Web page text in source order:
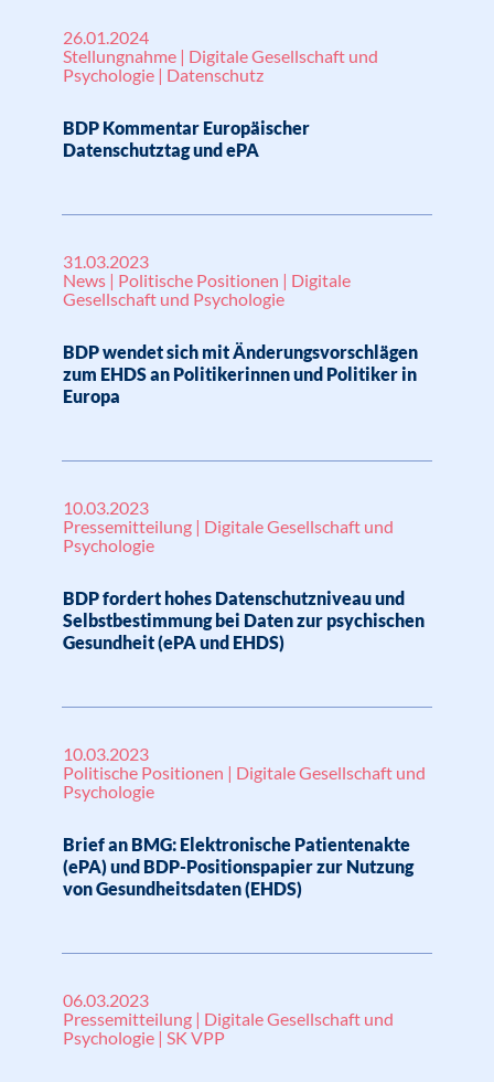
26.01.2024
Stellungnahme | Digitale Gesellschaft und
Psychologie | Datenschutz
BDP Kommentar Europäischer
Datenschutztag und ePA
31.03.2023
News | Politische Positionen | Digitale
Gesellschaft und Psychologie
BDP wendet sich mit Änderungsvorschlägen
zum EHDS an Politikerinnen und Politiker in
Europa
10.03.2023
Pressemitteilung | Digitale Gesellschaft und
Psychologie
BDP fordert hohes Datenschutzniveau und
Selbstbestimmung bei Daten zur psychischen
Gesundheit (ePA und EHDS)
10.03.2023
Politische Positionen | Digitale Gesellschaft und
Psychologie
Brief an BMG: Elektronische Patientenakte
(ePA) und BDP-Positionspapier zur Nutzung
von Gesundheitsdaten (EHDS)
06.03.2023
Pressemitteilung | Digitale Gesellschaft und
Psychologie | SK VPP